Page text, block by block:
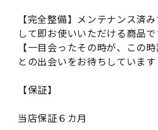
【完全整備】メンテナンス済
して即お使いいただける商品で
【一目会ったその時が、この
との出会いをお待ちしています
【保証】
当店保証６カ月